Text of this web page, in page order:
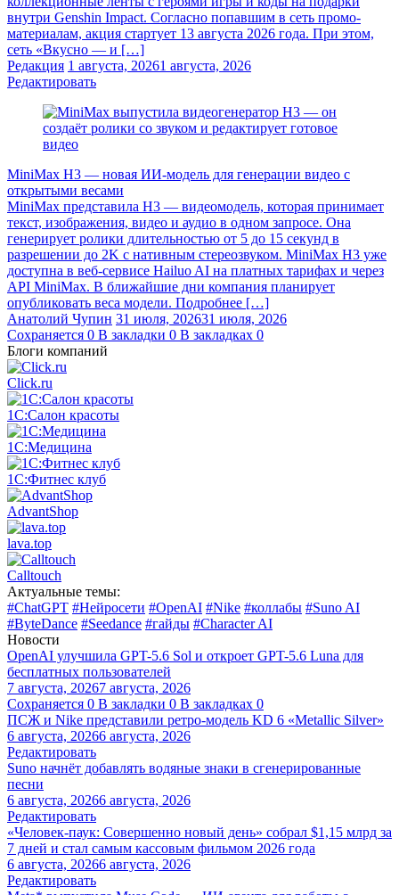
внутри Genshin Impact. Согласно попавшим в сеть промо-
материалам, акция стартует 13 августа 2026 года. При этом,
сеть «Вкусно — и […]
Редакция 1 августа, 20261 августа, 2026
Редактировать
MiniMax H3 — новая ИИ-модель для генерации видео с
открытыми весами
MiniMax представила H3 — видеомодель, которая принимает
текст, изображения, видео и аудио в одном запросе. Она
генерирует ролики длительностью от 5 до 15 секунд в
разрешении до 2K с нативным стереозвуком. MiniMax H3 уже
доступна в веб-сервисе Hailuo AI на платных тарифах и через
API MiniMax. В ближайшие дни компания планирует
опубликовать веса модели. Подробнее […]
Анатолий Чупин 31 июля, 202631 июля, 2026
Сохраняется 0 В закладки 0 В закладках 0
Блоги компаний
Click.ru
1С:Салон красоты
1С:Медицина
1С:Фитнес клуб
AdvantShop
lava.top
Calltouch
Актуальные темы:
#ChatGPT #Нейросети #OpenAI #Nike #коллабы #Suno AI
#ByteDance #Seedance #гайды #Character AI
Новости
OpenAI улучшила GPT-5.6 Sol и откроет GPT-5.6 Luna для
бесплатных пользователей
7 августа, 20267 августа, 2026
Сохраняется 0 В закладки 0 В закладках 0
ПСЖ и Nike представили ретро-модель KD 6 «Metallic Silver»
6 августа, 20266 августа, 2026
Редактировать
Suno начнёт добавлять водяные знаки в сгенерированные
песни
6 августа, 20266 августа, 2026
Редактировать
«Человек-паук: Совершенно новый день» собрал $1,15 млрд за
7 дней и стал самым кассовым фильмом 2026 года
6 августа, 20266 августа, 2026
Редактировать